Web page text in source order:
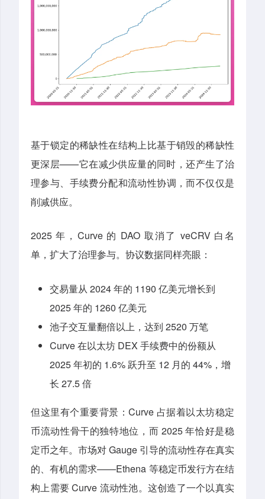
基于锁定的稀缺性在结构上比基于销毁的稀缺性
更深层——它在减少供应量的同时，还产生了治
理参与、手续费分配和流动性协调，而不仅仅是
削减供应。
2025 年，Curve 的 DAO 取消了 veCRV 白名
单，扩大了治理参与。协议数据同样亮眼：
交易量从 2024 年的 1190 亿美元增长到
2025 年的 1260 亿美元
池子交互量翻倍以上，达到 2520 万笔
Curve 在以太坊 DEX 手续费中的份额从
2025 年初的 1.6% 跃升至 12 月的 44%，增
长 27.5 倍
但这里有个重要背景：Curve 占据着以太坊稳定
币流动性骨干的独特地位，而 2025 年恰好是稳
定币之年。市场对 Gauge 引导的流动性存在真实
的、有机的需求——Ethena 等稳定币发行方在结
构上需要 Curve 流动性池。这创造了一个以真实